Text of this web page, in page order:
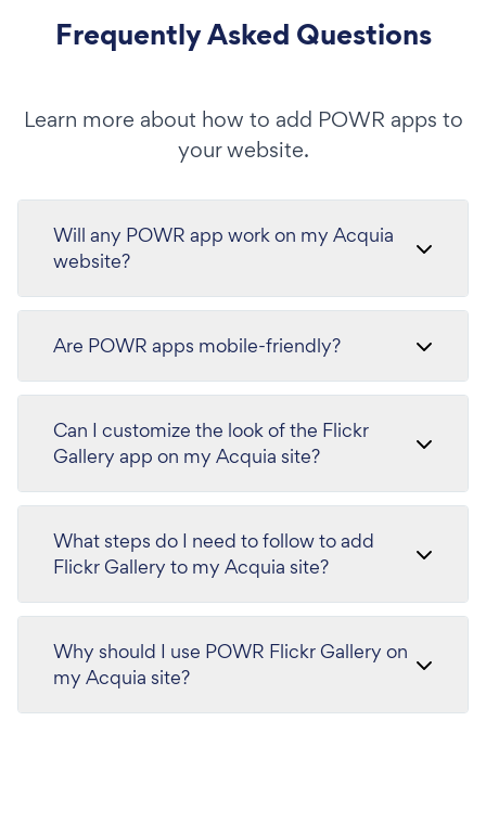
Frequently Asked Questions
Learn more about how to add POWR apps to
your website.
Will any POWR app work on my Acquia
website?
Are POWR apps mobile-friendly?
Can I customize the look of the Flickr
Gallery app on my Acquia site?
What steps do I need to follow to add
Flickr Gallery to my Acquia site?
Why should I use POWR Flickr Gallery on
my Acquia site?